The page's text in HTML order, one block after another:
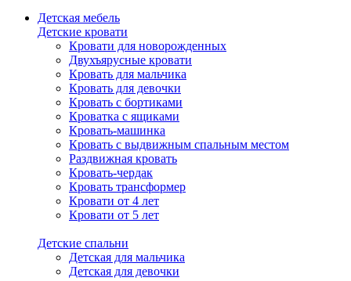
Детская мебель
Детские кровати
Кровати для новорожденных
Двухъярусные кровати
Кровать для мальчика
Кровать для девочки
Кровать с бортиками
Кроватка с ящиками
Кровать-машинка
Кровать с выдвижным спальным местом
Раздвижная кровать
Кровать-чердак
Кровать трансформер
Кровати от 4 лет
Кровати от 5 лет
Детские спальни
Детская для мальчика
Детская для девочки